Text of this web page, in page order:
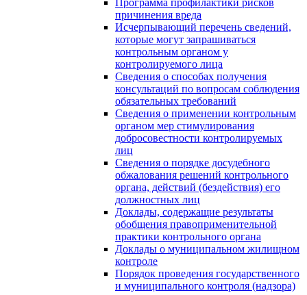
причинения вреда
Исчерпывающий перечень сведений,
которые могут запрашиваться
контрольным органом у
контролируемого лица
Сведения о способах получения
консультаций по вопросам соблюдения
обязательных требований
Сведения о применении контрольным
органом мер стимулирования
добросовестности контролируемых
лиц
Сведения о порядке досудебного
обжалования решений контрольного
органа, действий (бездействия) его
должностных лиц
Доклады, содержащие результаты
обобщения правоприменительной
практики контрольного органа
Доклады о муниципальном жилищном
контроле
Порядок проведения государственного
и муниципального контроля (надзора)